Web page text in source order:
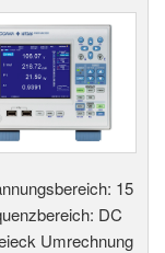
15
DC
Umrechnung